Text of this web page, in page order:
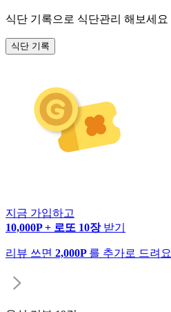
식단 기록으로 식단관리 해보세요
식단 기록
지금 가입하고
10,000P + 로또 10장 받기
리뷰 쓰면 2,000P 를 추가로 드려요